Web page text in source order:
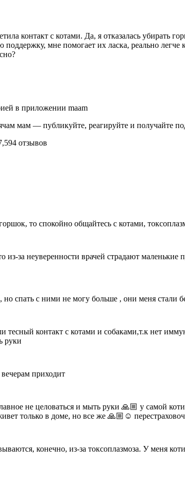
контакт с котами. Да, я отказалась
поддержку, мне помогает их ласка, реально
в приложении maam
мам — публикуйте, реагируйте и получайте
отзывов
то спокойно общайтесь с котами,
из-за неуверенности врачей страдают
но спать с ними не могу больше , они меня стали
тесный контакт с котами и собаками,т.к нет
руки
приходит
не целоваться и мыть руки 🙏🏼 у самой
только в доме, но все же 🙏🏼☺️
конечно, из-за токсоплазмоза. У меня